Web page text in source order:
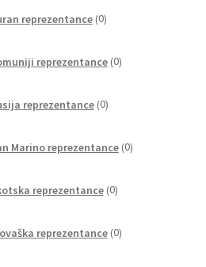
reprezentance 0izdelkov
reprezentance 0izdelkov
reprezentance 0izdelkov
Marino reprezentance 0izdelkov
reprezentance 0izdelkov
reprezentance 0izdelkov